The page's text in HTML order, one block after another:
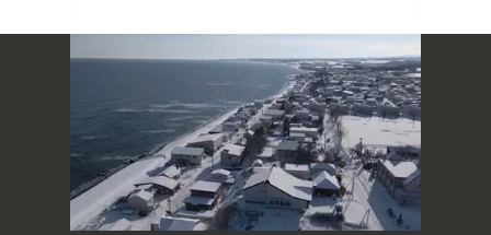
次の動画まで 3 キャンセル